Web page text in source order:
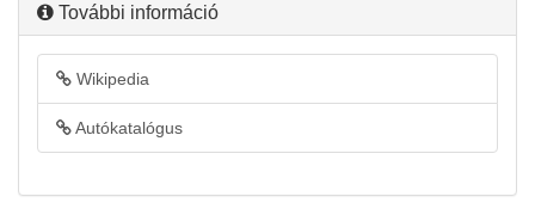
További információ
Wikipedia
Autókatalógus